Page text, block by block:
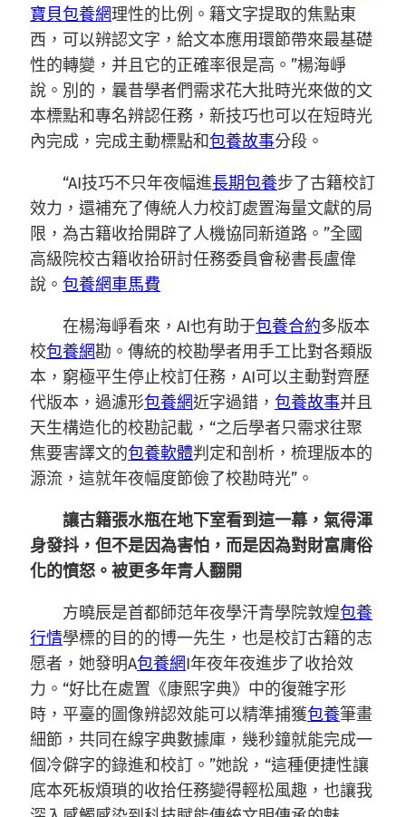
寶貝包養網理性的比例。籍文字提取的焦點東
西，可以辨認文字，給文本應用環節帶來最基礎
性的轉變，并且它的正確率很是高。”楊海崢
說。別的，曩昔學者們需求花大批時光來做的文
本標點和專名辨認任務，新技巧也可以在短時光
內完成，完成主動標點和包養故事分段。
“AI技巧不只年夜幅進長期包養步了古籍校訂
效力，還補充了傳統人力校訂處置海量文獻的局
限，為古籍收拾開辟了人機協同新道路。”全國
高級院校古籍收拾研討任務委員會秘書長盧偉
說。 包養網車馬費
在楊海崢看來，AI也有助于包養合約多版本
校包養網勘。傳統的校勘學者用手工比對各類版
本，窮極平生停止校訂任務，AI可以主動對齊歷
代版本，過濾形包養網近字過錯， 包養故事并且
天生構造化的校勘記載，“之后學者只需求往聚
焦要害譯文的包養軟體判定和剖析，梳理版本的
源流，這就年夜幅度節儉了校勘時光”。
讓古籍張水瓶在地下室看到這一幕，氣得渾
身發抖，但不是因為害怕，而是因為對財富庸俗
化的憤怒。被更多年青人翻開
方曉辰是首都師范年夜學汗青學院敦煌包養
行情學標的目的的博一先生，也是校訂古籍的志
愿者，她發明A包養網I年夜年夜進步了收拾效
力。“好比在處置《康熙字典》中的復雜字形
時，平臺的圖像辨認效能可以精準捕獲包養筆畫
細節，共同在線字典數據庫，幾秒鐘就能完成一
個冷僻字的錄進和校訂。”她說，“這種便捷性讓
底本死板煩瑣的收拾任務變得輕松風趣，也讓我